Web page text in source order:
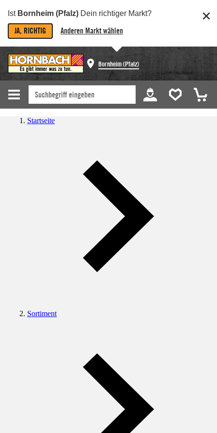
Ist Bornheim (Pfalz) Dein richtiger Markt?
JA, RICHTIG Anderen Markt wählen
Bornheim (Pfalz)
Startseite
Sortiment